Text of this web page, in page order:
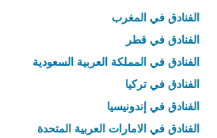
الفنادق في المغرب
الفنادق في قطر
الفنادق في المملكة العربية السعودية
الفنادق في تركيا
الفنادق في إندونيسيا
الفنادق في الامارات العربية المتحدة